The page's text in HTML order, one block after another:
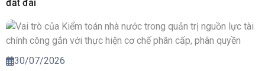
đất đai
30/07/2026